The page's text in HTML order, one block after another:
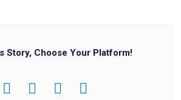
Story, Choose Your Platform!